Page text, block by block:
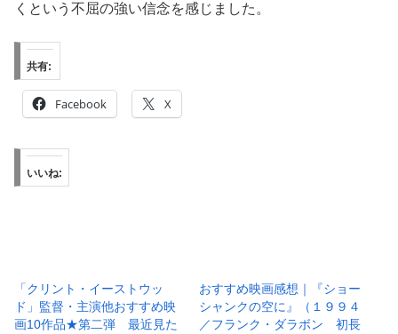
くという不屈の強い信念を感じました。
共有:
Facebook X
いいね:
「クリント・イーストウッ
ド」監督・主演他おすすめ映
画10作品★第二弾 最近見た
おすすめ映画感想｜『ショー
シャンクの空に』（１９９４
／フランク・ダラボン 初長